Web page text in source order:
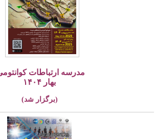
مدرسه ارتباطات کوانتومی،
بهار ۱۴۰۴
(برگزار شد)